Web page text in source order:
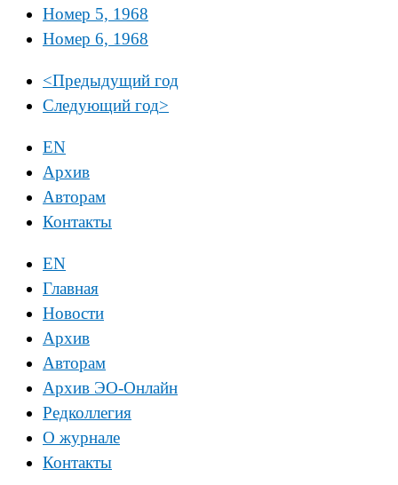
Номер 5, 1968
Номер 6, 1968
<Предыдущий год
Следующий год>
EN
Архив
Авторам
Контакты
EN
Главная
Новости
Архив
Авторам
Архив ЭО-Онлайн
Редколлегия
О журнале
Контакты